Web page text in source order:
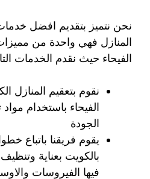
نحن نتميز بتقديم افضل
المنازل فهي واحدة من
الفيحاء حيث نقدم الخدمات
نقوم بتعقيم المنازل
الفيحاء باستخدام
الجودة
يقوم فريقنا باتباع
بالكويت بعناية
فيها الفيروسات